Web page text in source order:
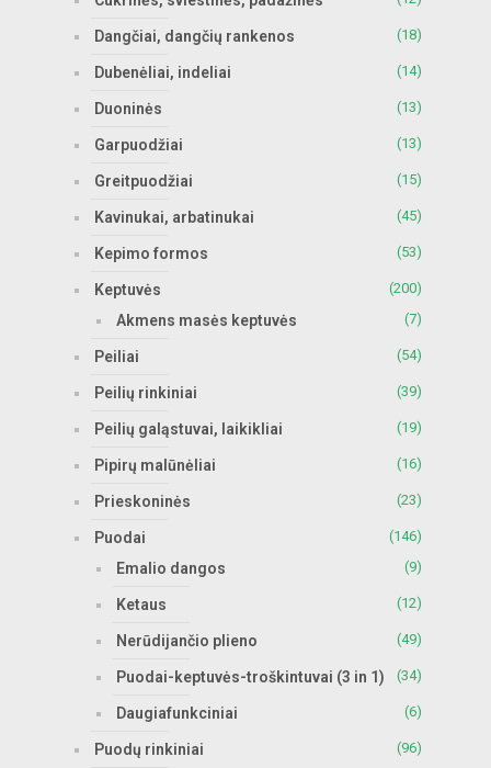
Dangčiai, dangčių rankenos (18)
Dubenėliai, indeliai (14)
Duoninės (13)
Garpuodžiai (13)
Greitpuodžiai (15)
Kavinukai, arbatinukai (45)
Kepimo formos (53)
Keptuvės (200)
Akmens masės keptuvės (7)
Peiliai (54)
Peilių rinkiniai (39)
Peilių galąstuvai, laikikliai (19)
Pipirų malūnėliai (16)
Prieskoninės (23)
Puodai (146)
Emalio dangos (9)
Ketaus (12)
Nerūdijančio plieno (49)
Puodai-keptuvės-troškintuvai (3 in 1) (34)
Daugiafunkciniai (6)
Puodų rinkiniai (96)